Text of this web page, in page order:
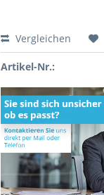
Vergleichen
Artikel-Nr.: